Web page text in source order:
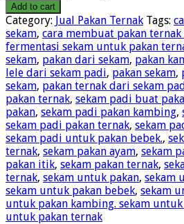
Add to cart
Category: Jual Pakan Ternak Tags:
sekam, cara membuat pakan
fermentasi sekam untuk pakan
sekam, pakan dari sekam, pakan
lele dari sekam padi, pakan sekam,
sekam, pakan ternak dari sekam
pakan ternak, sekam padi buat
pakan, sekam padi pakan kambing,
sekam padi pakan ternak, sekam
sekam padi untuk pakan bebek.,
ternak, sekam pakan ayam, sekam
pakan itik, sekam pakan ternak,
ternak, sekam untuk pakan, sekam
sekam untuk pakan bebek, sekam
untuk pakan kambing. sekam
untuk pakan ternak